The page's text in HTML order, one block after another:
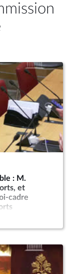
: M.
et
cadre